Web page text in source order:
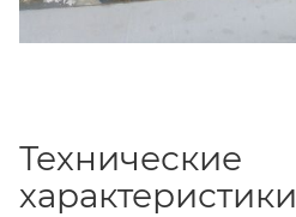
Технические
характеристики